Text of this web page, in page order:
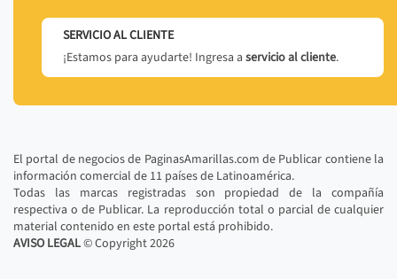
SERVICIO AL CLIENTE
¡Estamos para ayudarte! Ingresa a servicio al cliente.
El portal de negocios de PaginasAmarillas.com de Publicar contiene la
información comercial de 11 países de Latinoamérica.
Todas las marcas registradas son propiedad de la compañía
respectiva o de Publicar. La reproducción total o parcial de cualquier
material contenido en este portal está prohibido.
AVISO LEGAL© Copyright2026